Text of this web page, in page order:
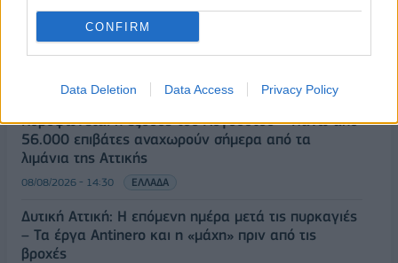
CONFIRM
Data Deletion Data Access Privacy Policy
ΡΟΗ ΕΙΔΗΣΕΩΝ
Κορυφώνεται η έξοδος του Αυγούστου – Πάνω από
56.000 επιβάτες αναχωρούν σήμερα από τα
λιμάνια της Αττικής
08/08/2026 - 14:30 ΕΛΛΑΔΑ
Δυτική Αττική: Η επόμενη ημέρα μετά τις πυρκαγιές
– Τα έργα Antinero και η «μάχη» πριν από τις
βροχές